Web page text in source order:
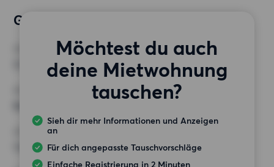
Gewünschte Wohnung
Möchtest du auch
deine Mietwohnung
tauschen?
Sieh dir mehr Informationen und Anzeigen
an
Für dich angepasste Tauschvorschläge
Einfache Registrierung in 2 Minuten
3 Zimmer
MINDESTANZAHL AN QUADRATMETERN
HÖCHSTMIETE (KALTMIETE)
1 250 EUR